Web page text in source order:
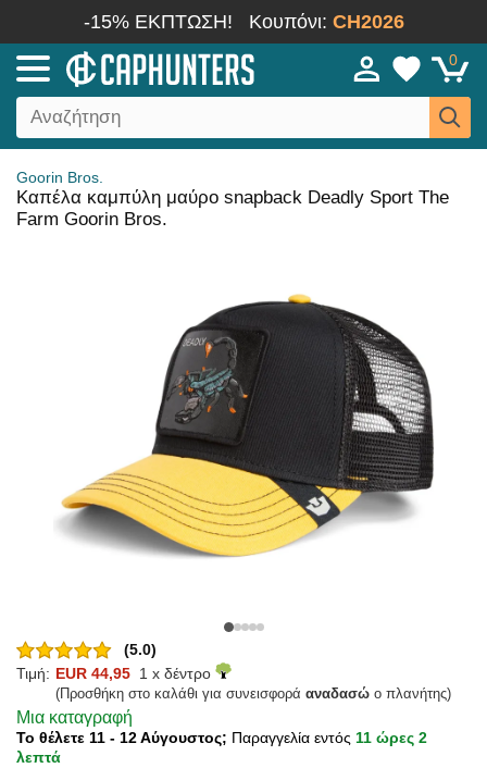
-15% ΕΚΠΤΩΣΗ! Κουπόνι: CH2026
0
Goorin Bros.
Καπέλα καμπύλη μαύρο snapback Deadly Sport The
Farm Goorin Bros.
(5.0)
Τιμή: EUR 44,95 1 x δέντρο
(Προσθήκη στο καλάθι για συνεισφορά αναδασώ ο πλανήτης)
Μια καταγραφή
Το θέλετε 11 - 12 Αύγουστος; Παραγγελία εντός 11 ώρες 2
λεπτά